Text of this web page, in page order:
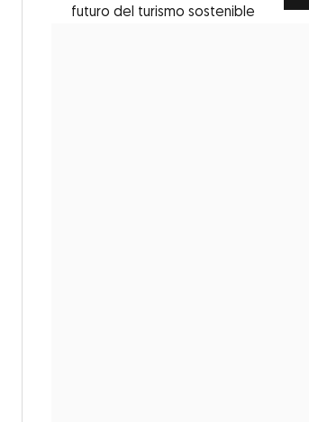
futuro del turismo sostenible